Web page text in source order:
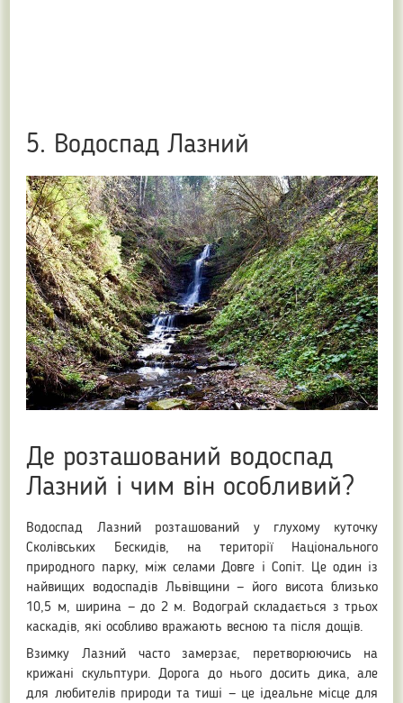
5. Водоспад Лазний
Де розташований водоспад
Лазний і чим він особливий?
Водоспад Лазний розташований у глухому куточку
Сколівських Бескидів, на території Національного
природного парку, між селами Довге і Сопіт. Це один із
найвищих водоспадів Львівщини — його висота близько
10,5 м, ширина — до 2 м. Водограй складається з трьох
каскадів, які особливо вражають весною та після дощів.
Взимку Лазний часто замерзає, перетворюючись на
крижані скульптури. Дорога до нього досить дика, але
для любителів природи та тиші — це ідеальне місце для